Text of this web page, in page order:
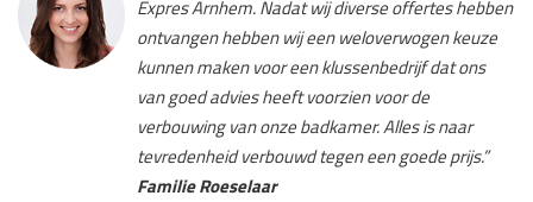
Expres Arnhem. Nadat wij diverse offertes hebben
ontvangen hebben wij een weloverwogen keuze
kunnen maken voor een klussenbedrijf dat ons
van goed advies heeft voorzien voor de
verbouwing van onze badkamer. Alles is naar
tevredenheid verbouwd tegen een goede prijs.”
Familie Roeselaar